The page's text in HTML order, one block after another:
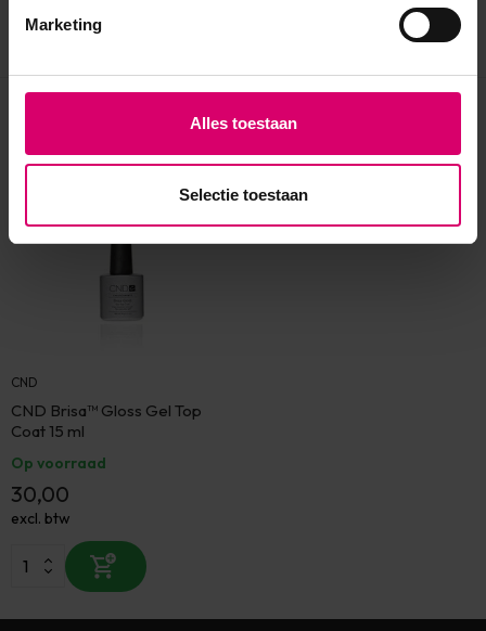
Marketing
Alles toestaan
Selectie toestaan
CND
CND Brisa™ Gloss Gel Top
Coat 15 ml
Op voorraad
30,00
excl. btw